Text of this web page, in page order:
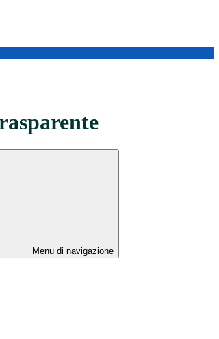
Menu di navigazione